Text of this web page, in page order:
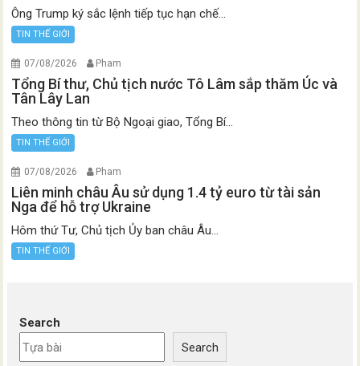
Ông Trump ký sắc lệnh tiếp tục hạn chế...
TIN THẾ GIỚI
07/08/2026 Pham
Tổng Bí thư, Chủ tịch nước Tô Lâm sắp thăm Úc và
Tân Lây Lan
Theo thông tin từ Bộ Ngoại giao, Tổng Bí...
TIN THẾ GIỚI
07/08/2026 Pham
Liên minh châu Âu sử dụng 1.4 tỷ euro từ tài sản
Nga để hỗ trợ Ukraine
Hôm thứ Tư, Chủ tịch Ủy ban châu Âu...
TIN THẾ GIỚI
Search
Search